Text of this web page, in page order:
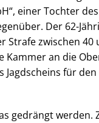
einer Tochter
Der 62-
Strafe zwischen 40
Kammer an die
Jagdscheins für
gedrängt werden.